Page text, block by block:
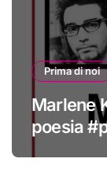
Prima di noi
Marlene
poesia